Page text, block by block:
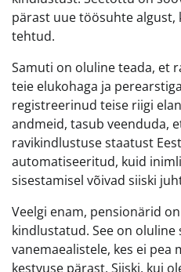
pärast uue töösuhte algust,
tehtud.
Samuti on oluline teada, et
teie elukohaga ja
registreerinud teise riigi
andmeid, tasub veenduda,
ravikindlustuse staatust
automatiseeritud, kuid
sisestamisel võivad siiski
Veelgi enam, pensionärid
kindlustatud. See on
vanemaealistele, kes ei
kestvuse pärast. Siiski, kui